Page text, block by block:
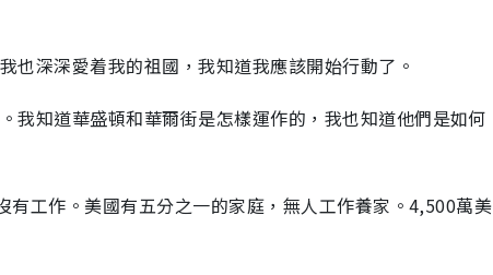
也深深愛着我的祖國，我知道我應該開始行動了。
我知道華盛頓和華爾街是怎樣運作的，我也知道他們是如何
工作。美國有五分之一的家庭，無人工作養家。4,500萬美